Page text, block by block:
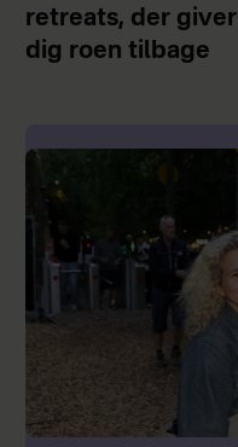
retreats, der giver
dig roen tilbage